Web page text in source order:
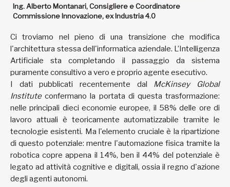
Ing. Alberto Montanari, Consigliere e Coordinatore
Commissione Innovazione, ex Industria 4.0
Ci troviamo nel pieno di una transizione che modifica
l'architettura stessa dell'informatica aziendale. L’Intelligenza
Artificiale sta completando il passaggio da sistema
puramente consultivo a vero e proprio agente esecutivo.
I dati pubblicati recentemente dal McKinsey Global
Instituteconfermano la portata di questa trasformazione:
nelle principali dieci economie europee, il 58% delle ore di
lavoro attuali è teoricamente automatizzabile tramite le
tecnologie esistenti. Ma l'elemento cruciale è la ripartizione
di questo potenziale: mentre l'automazione fisica tramite la
robotica copre appena il 14%, ben il 44% del potenziale è
legato ad attività cognitive e digitali, ossia il regno d'azione
degli agenti autonomi.